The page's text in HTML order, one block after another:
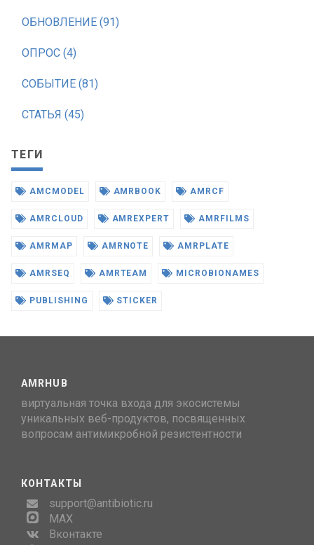
ОБНОВЛЕНИЕ (91)
ОПРОС (4)
СОБЫТИЕ (81)
СТАТЬЯ (45)
ТЕГИ
AMCMODEL AMRBOOK AMRCF
AMRCLOUD AMREXPERT AMRFILMS
AMRMAP AMRNOTE AMRPLATE
AMRSEQ AMRTEAM MICROBIONAMES
PUBLISHING STICKER
AMRHUB
виртуальная точка входа для экосистемы
уникальных веб-продуктов, посвященных
вопросам антимикробной резистентности
КОНТАКТЫ
support@antibiotic.ru
MAX
Вконтакте